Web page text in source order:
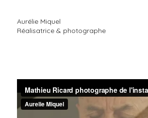
Aurélie Miquel
Réalisatrice & photographe